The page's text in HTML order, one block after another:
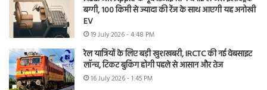
बग्गी, 100 किमी से ज्यादा की रेंज के साथ आएगी यह अनोखी
EV
19 July 2026 - 4:48 PM
रेल यात्रियों के लिए बड़ी खुशखबरी, IRCTC की नई वेबसाइट
लॉन्च, टिकट बुकिंग होगी पहले से आसान और तेज
16 July 2026 - 1:45 PM